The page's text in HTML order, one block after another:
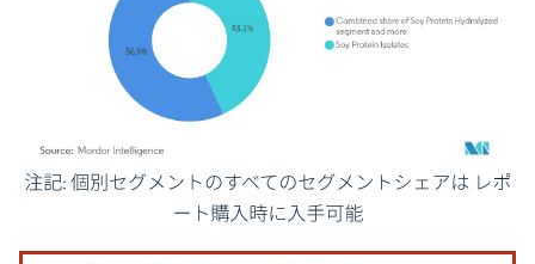
画像 © Mordor Intelligence。再利用にはCC BY 4.0の表示が必要です。